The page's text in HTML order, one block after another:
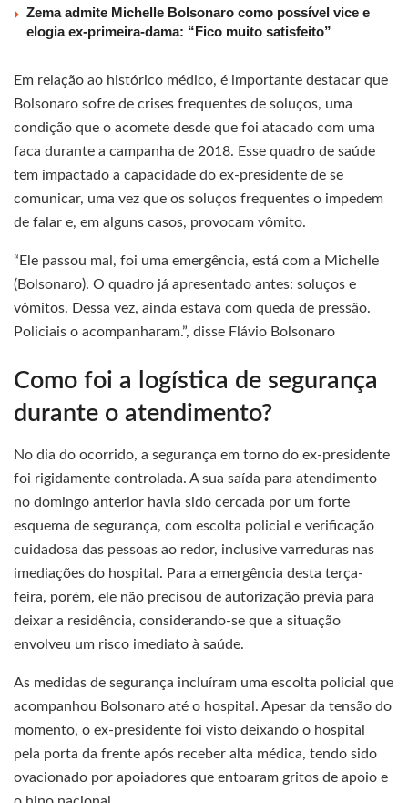
Zema admite Michelle Bolsonaro como possível vice e
elogia ex-primeira-dama: “Fico muito satisfeito”
Em relação ao histórico médico, é importante destacar que
Bolsonaro sofre de crises frequentes de soluços, uma
condição que o acomete desde que foi atacado com uma
faca durante a campanha de 2018. Esse quadro de saúde
tem impactado a capacidade do ex-presidente de se
comunicar, uma vez que os soluços frequentes o impedem
de falar e, em alguns casos, provocam vômito.
“Ele passou mal, foi uma emergência, está com a Michelle
(Bolsonaro). O quadro já apresentado antes: soluços e
vômitos. Dessa vez, ainda estava com queda de pressão.
Policiais o acompanharam.”, disse Flávio Bolsonaro
Como foi a logística de segurança
durante o atendimento?
No dia do ocorrido, a segurança em torno do ex-presidente
foi rigidamente controlada. A sua saída para atendimento
no domingo anterior havia sido cercada por um forte
esquema de segurança, com escolta policial e verificação
cuidadosa das pessoas ao redor, inclusive varreduras nas
imediações do hospital. Para a emergência desta terça-
feira, porém, ele não precisou de autorização prévia para
deixar a residência, considerando-se que a situação
envolveu um risco imediato à saúde.
As medidas de segurança incluíram uma escolta policial que
acompanhou Bolsonaro até o hospital. Apesar da tensão do
momento, o ex-presidente foi visto deixando o hospital
pela porta da frente após receber alta médica, tendo sido
ovacionado por apoiadores que entoaram gritos de apoio e